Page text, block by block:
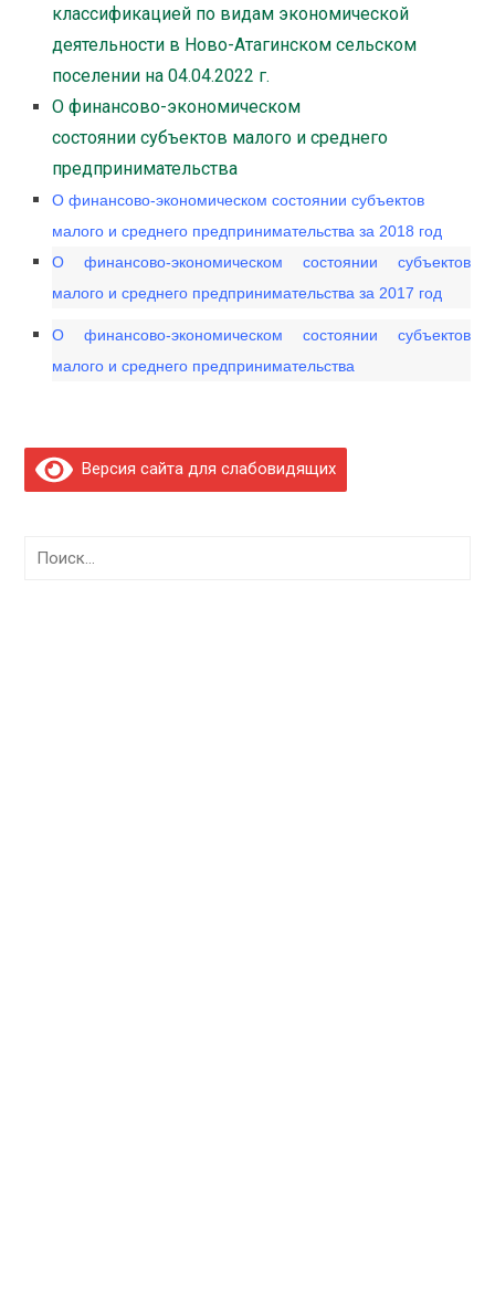
классификацией по видам экономической
деятельности в Ново-Атагинском сельском
поселении на 04.04.2022 г.
О финансово-экономическом
состоянии субъектов малого и среднего
предпринимательства
О финансово-экономическом состоянии субъектов
малого и среднего предпринимательства за 2018 год
О финансово-экономическом состоянии субъектов
малого и среднего предпринимательства за 2017 год
О финансово-экономическом состоянии субъектов
малого и среднего предпринимательства
Версия сайта для слабовидящих
Найти: